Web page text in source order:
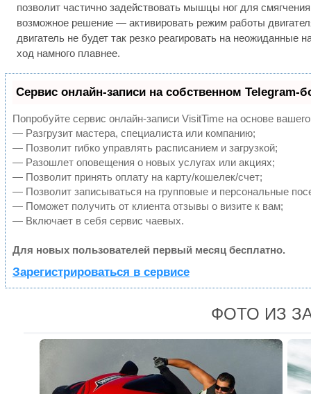
позволит частично задействовать мышцы ног для
возможное решение — активировать режим работы
двигатель не будет так резко реагировать на неожиданные
ход намного плавнее.
Сервис онлайн-записи на собственном Telegram-
Попробуйте сервис онлайн-записи VisitTime на основе
— Разгрузит мастера, специалиста или компанию;
— Позволит гибко управлять расписанием и загрузкой;
— Разошлет оповещения о новых услугах или акциях;
— Позволит принять оплату на карту/кошелек/счет;
— Позволит записываться на групповые и персональные
— Поможет получить от клиента отзывы о визите к вам;
— Включает в себя сервис чаевых.
Для новых пользователей первый месяц бесплатно.
Зарегистрироваться в сервисе
ФОТО ИЗ